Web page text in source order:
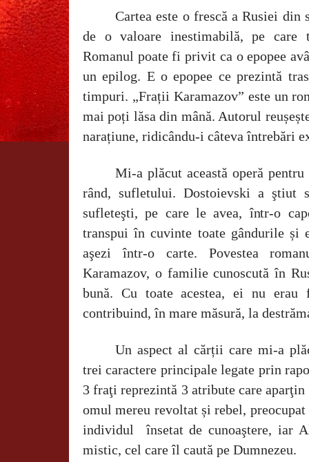
Cartea este o frescă a Rusiei
de o valoare inestimabilă, pe
Romanul poate fi privit ca o epopee
un epilog. E o epopee ce prezintă
timpuri. „Frații Karamazov” este un
mai poți lăsa din mână. Autorul
narațiune, ridicându-i câteva întrebări
Mi-a plăcut această operă
rând, sufletului. Dostoievski a ştiut
sufleteşti, pe care le avea, într-o
transpui în cuvinte toate gândurile și
aşezi într-o carte. Povestea
Karamazov, o familie cunoscută în
bună. Cu toate acestea, ei nu
contribuind, în mare măsură, la
Un aspect al cărții care mi-a
trei caractere principale legate prin
3 fraţi reprezintă 3 atribute care
omul mereu revoltat și rebel,
individul
însetat de cunoaştere, iar
mistic, cel care îl caută pe Dumnezeu.